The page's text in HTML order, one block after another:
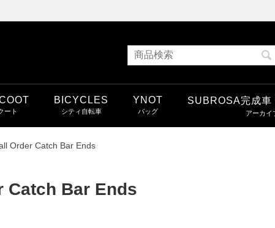
BICYCLES YNOT SUBROSA完成車
Order Catch Bar Ends
Catch Bar Ends